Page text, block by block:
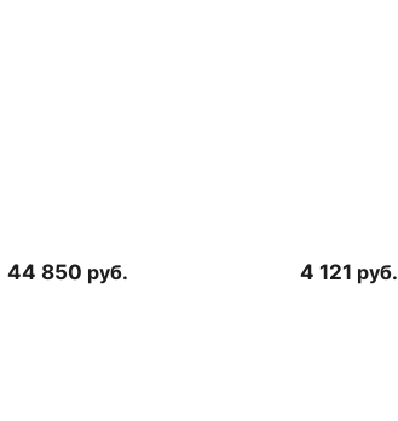
44 850 руб. 4 121 руб.